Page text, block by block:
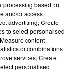
processing based on
and/or access
advertising; Create
to select personalised
content
or combinations
services; Create
personalised